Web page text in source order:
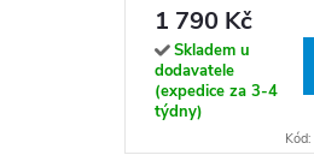
1 790 Kč
Skladem u
dodavatele
(expedice za 3-4
týdny)
Kód: